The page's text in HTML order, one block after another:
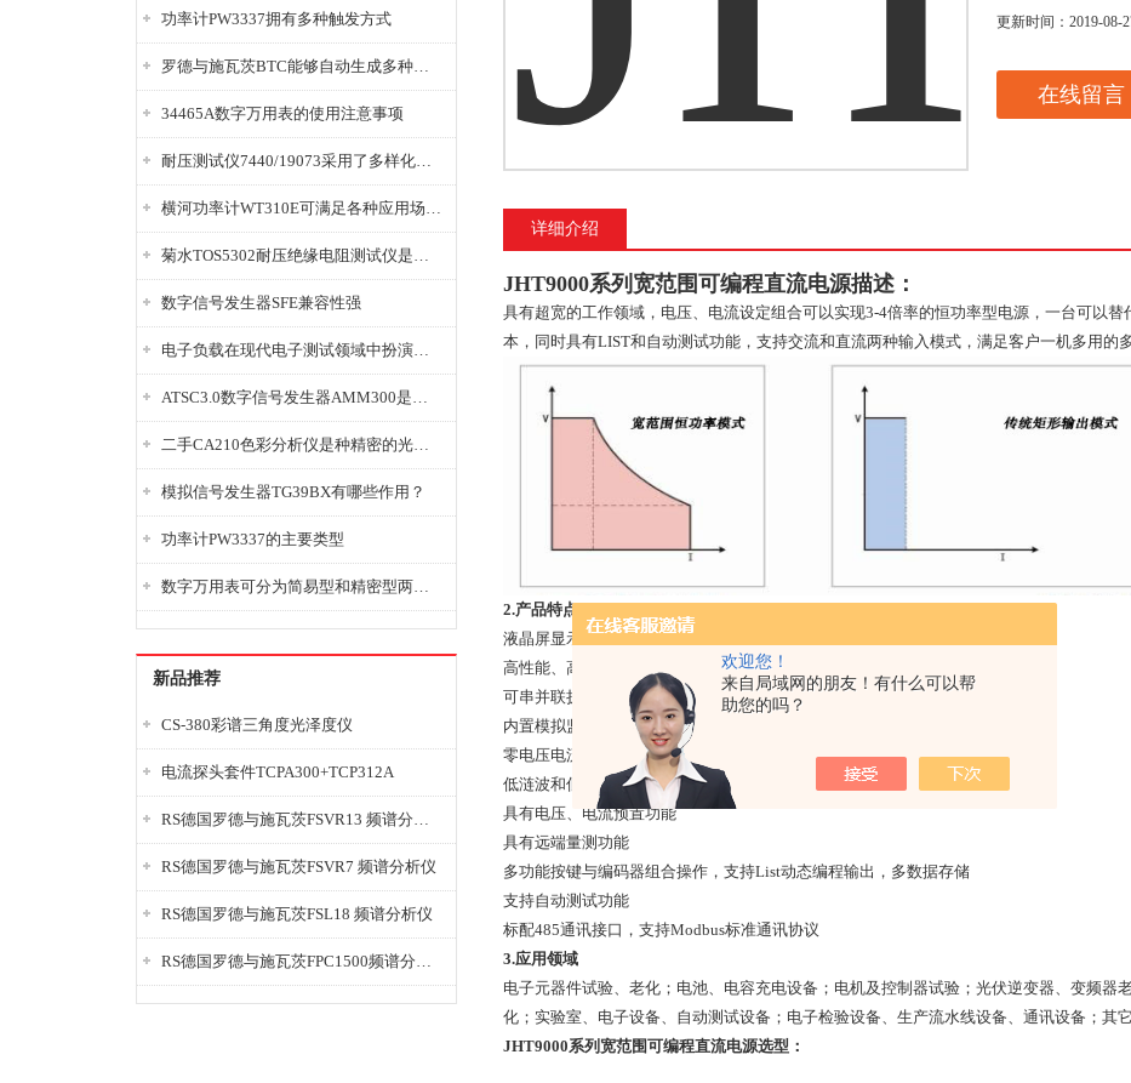
欢迎您！
来自局域网的朋友！有什么可以帮
助您的吗？
功率计PW3337拥有多种触发方式
罗德与施瓦茨BTC能够自动生成多种音视频信号
34465A数字万用表的使用注意事项
耐压测试仪7440/19073采用了多样化的功能设计
横河功率计WT310E可满足各种应用场景的需求
菊水TOS5302耐压绝缘电阻测试仪是种重要的电气安全检测设备
数字信号发生器SFE兼容性强
电子负载在现代电子测试领域中扮演着重要的角色
ATSC3.0数字信号发生器AMM300是能够产生各种数字信号的电子设备
二手CA210色彩分析仪是种精密的光学测量仪器
模拟信号发生器TG39BX有哪些作用？
功率计PW3337的主要类型
数字万用表可分为简易型和精密型两大类
新品推荐
CS-380彩谱三角度光泽度仪
电流探头套件TCPA300+TCP312A
RS德国罗德与施瓦茨FSVR13 频谱分析仪
RS德国罗德与施瓦茨FSVR7 频谱分析仪
RS德国罗德与施瓦茨FSL18 频谱分析仪
RS德国罗德与施瓦茨FPC1500频谱分析仪
更新时间： 2019-08-
在线留言
详细介绍
JHT9000系列宽范围可编程直流电源描述：
具有超宽的工作领域，电压、电流设定组合可以实现3-4倍率的恒功率型电源，一台可以
本，同时具有LIST和自动测试功能，支持交流和直流两种输入模式，满足客户一机多用的
2.产品特点
液晶屏显示电压、电流、功率
高性能、高功率密度、小巧轻便
可串并联扩展功率/电流/电压
内置模拟监控接口
零电压电流宽范围调整
低涟波和低噪音，媲美纯线性电源
具有电压、电流预置功能
具有远端量测功能
多功能按键与编码器组合操作，支持List动态编程输出，多数据存储
支持自动测试功能
标配485通讯接口，支持Modbus标准通讯协议
3.应用领域
电子元器件试验、老化；电池、电容充电设备；电机及控制器试验；光伏逆变器、变频器
化；实验室、电子设备、自动测试设备；电子检验设备、生产流水线设备、通讯设备；其
JHT9000系列宽范围可编程直流电源选型：